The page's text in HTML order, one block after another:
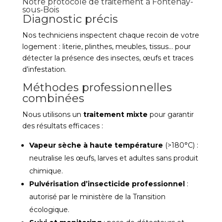
sous-Bois
Diagnostic précis
Nos techniciens inspectent chaque recoin de votre
logement : literie, plinthes, meubles, tissus… pour
détecter la présence des insectes, œufs et traces
d’infestation.
Méthodes professionnelles
combinées
Nous utilisons un traitement mixte pour garantir
des résultats efficaces :
Vapeur sèche à haute température (>180°C) :
neutralise les œufs, larves et adultes sans produit
chimique.
Pulvérisation d’insecticide professionnel:
autorisé par le ministère de la Transition
écologique.